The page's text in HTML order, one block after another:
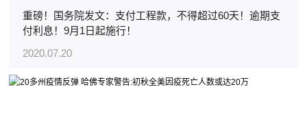
重磅！国务院发文：支付工程款，不得超过60天！逾期支
付利息！9月1日起施行！
2020.07.20